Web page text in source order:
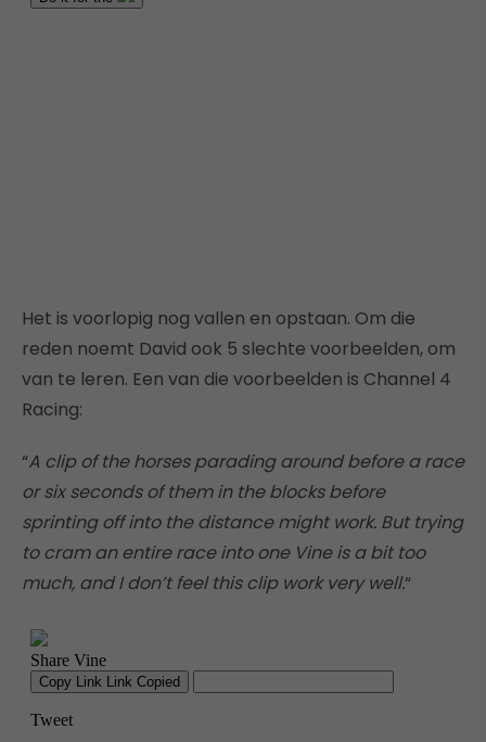
Het is voorlopig nog vallen en opstaan. Om die
reden noemt David ook 5 slechte voorbeelden, om
van te leren. Een van die voorbeelden is Channel 4
Racing:
“A clip of the horses parading around before a race
or six seconds of them in the blocks before
sprinting off into the distance might work. But trying
to cram an entire race into one Vine is a bit too
much, and I don’t feel this clip work very well.“